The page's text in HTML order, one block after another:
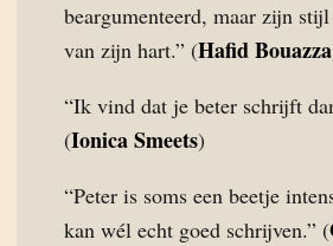
beargumenteerd, maar zijn
van zijn hart.” (Hafid Bouazza
“Ik vind dat je beter schrijft
(Ionica Smeets)
“Peter is soms een beetje
kan wél echt goed schrijven.” (